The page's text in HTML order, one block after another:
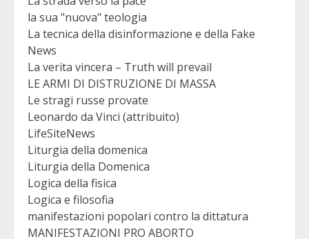
la sua "nuova" teologia
La tecnica della disinformazione e della Fake
News
La verita vincera – Truth will prevail
LE ARMI DI DISTRUZIONE DI MASSA
Le stragi russe provate
Leonardo da Vinci (attribuito)
LifeSiteNews
Liturgia della domenica
Liturgia della Domenica
Logica della fisica
Logica e filosofia
manifestazioni popolari contro la dittatura
MANIFESTAZIONI PRO ABORTO